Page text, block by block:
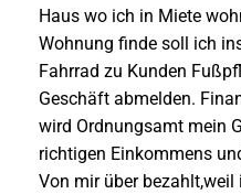
Haus wo ich in Miete
Wohnung finde soll ich
Fahrrad zu Kunden
Geschäft abmelden.
wird Ordnungsamt mein
richtigen Einkommens
Von mir über